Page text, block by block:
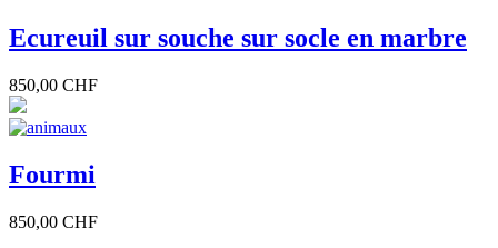
Ecureuil sur souche sur socle en marbre
850,00 CHF
Fourmi
850,00 CHF